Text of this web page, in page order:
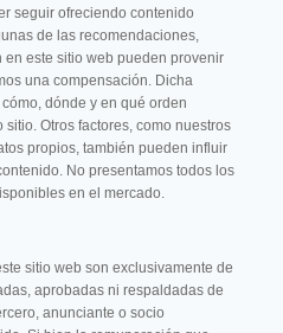
seguir ofreciendo contenido
de las recomendaciones,
este sitio web pueden provenir
una compensación. Dicha
dónde y en qué orden
Otros factores, como nuestros
propios, también pueden influir
No presentamos todos los
en el mercado.
sitio web son exclusivamente de
aprobadas ni respaldadas de
anunciante o socio